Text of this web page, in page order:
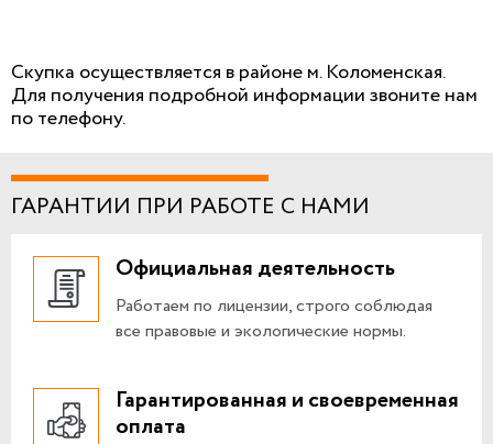
Скупка осуществляется в районе м. Коломенская.
Для получения подробной информации звоните нам
по телефону.
ГАРАНТИИ ПРИ РАБОТЕ С НАМИ
Официальная деятельность
Работаем по лицензии, строго соблюдая
все правовые и экологические нормы.
Гарантированная и своевременная
оплата